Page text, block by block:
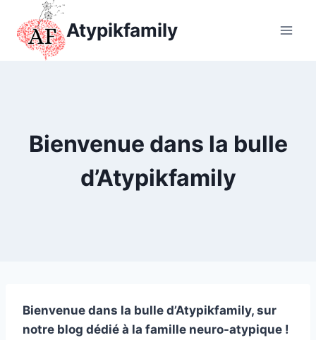
contenu
Atypikfamily
Bienvenue dans la bulle
d’Atypikfamily
Bienvenue dans la bulle d’Atypikfamily, sur
notre blog dédié à la famille neuro-atypique !